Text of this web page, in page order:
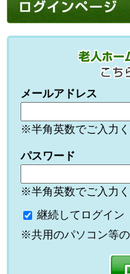
メールアドレス
※半角英数でご入力
パスワード
※半角英数でご入力
継続してログイン
※共用のパソコン等の